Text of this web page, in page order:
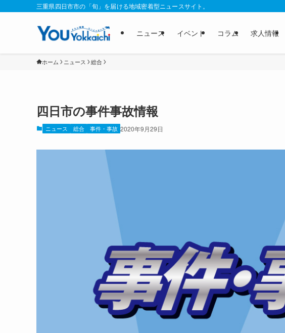
三重県四日市市の「旬」を届ける地域密着型ニュースサイト。
ニュース イベント コラム 求人情報
ホーム ニュース 総合
四日市の事件事故情報
ニュース 総合 事件・事故 2020年9月29日